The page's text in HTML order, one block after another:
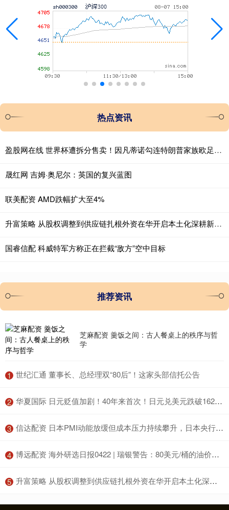
热点资讯
盈股网在线 世界杯遭拆分售卖！因凡蒂诺勾连特朗普家族欧足联强硬抵制
晟红网 吉姆·奥尼尔：英国的复兴蓝图
联美配资 AMD跌幅扩大至4%
升富策略 从股权调整到供应链扎根外资在华开启本土化深耕新阶段
国睿信配 科威特军方称正在拦截“敌方”空中目标
推荐资讯
芝麻配资 羹饭之间：古人餐桌上的秩序与哲
学
1 ​世纪汇通 董事长、总经理双“80后”！这家头部信托公告
2 ​华夏国际 日元贬值加剧！40年来首次！日元兑美元跌破162关口
3 ​信达配资 日本PMI动能放缓但成本压力持续攀升，日本央行6月加息预期升温支撑日元
4 ​博远配资 海外研选日报0422 | 瑞银警告：80美元/桶的油价或成新常态
5 ​升富策略 从股权调整到供应链扎根外资在华开启本土化深耕新阶段